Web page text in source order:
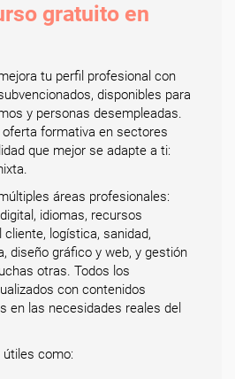
gratuito en
tu perfil profesional con
disponibles para
y personas desempleadas.
formativa en sectores
que mejor se adapte a ti:
áreas profesionales:
idiomas, recursos
logística, sanidad,
diseño gráfico y web, y gestión
otras. Todos los
con contenidos
en las necesidades reales del
como: